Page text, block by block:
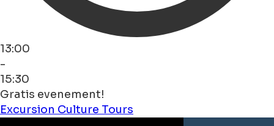
13:00
-
15:30
Gratis evenement!
Excursion Culture Tours